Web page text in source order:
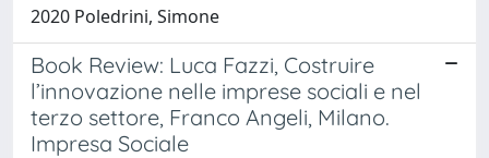
2020 Poledrini, Simone
Book Review: Luca Fazzi, Costruire
l’innovazione nelle imprese sociali e nel
terzo settore, Franco Angeli, Milano.
Impresa Sociale